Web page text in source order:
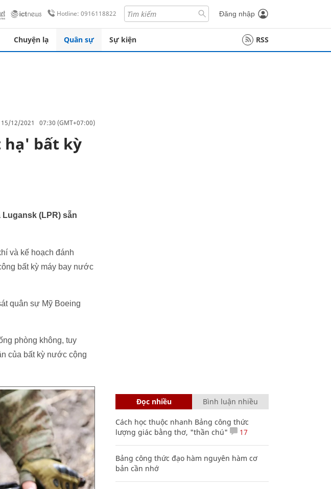
Hotline: 0916118822 Đăng nhập
Chuyện lạ Quân sự Sự kiện RSS
15/12/2021 07:30 (GMT+07:00)
hạ' bất kỳ
(LPR) sẵn
và kế hoạch đánh
bất kỳ máy bay nước
quân sự Mỹ Boeing
phòng không, tuy
của bất kỳ nước cộng
Đọc nhiều Bình luận nhiều
Cách học thuộc nhanh Bảng công thức
lượng giác bằng thơ, "thần chú"
17
Bảng công thức đạo hàm nguyên hàm cơ
bản cần nhớ